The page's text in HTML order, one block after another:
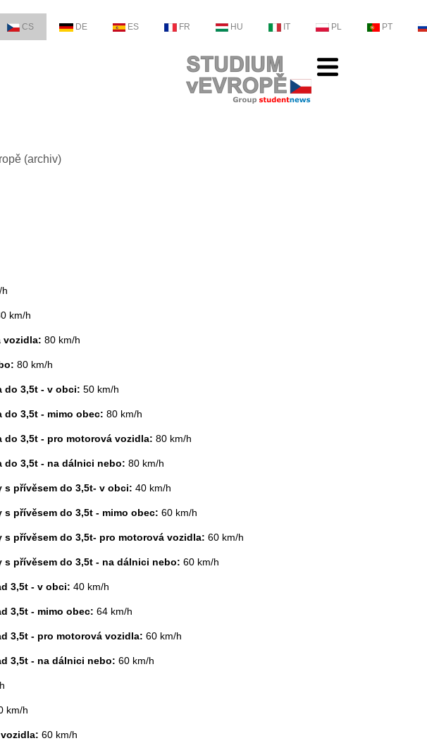
CS DE ES FR HU IT PL PT
(archiv)
km/h
vozidla: 80 km/h
80 km/h
do 3,5t - v obci: 50 km/h
3,5t - mimo obec: 80 km/h
3,5t - pro motorová vozidla: 80 km/h
do 3,5t - na dálnici nebo: 80 km/h
přívěsem do 3,5t- v obci: 40 km/h
přívěsem do 3,5t - mimo obec: 60 km/h
přívěsem do 3,5t- pro motorová vozidla: 60 km/h
přívěsem do 3,5t - na dálnici nebo: 60 km/h
3,5t - v obci: 40 km/h
3,5t - mimo obec: 64 km/h
3,5t - pro motorová vozidla: 60 km/h
3,5t - na dálnici nebo: 60 km/h
km/h
60 km/h